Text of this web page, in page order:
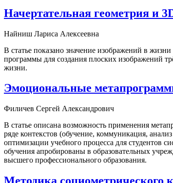
Начертательная геометрия и
Найниш Лариса Алексеевна
В статье показано значение изображений в
программы для создания плоских изображений
жизни.
Эмоциональные
Филичев Сергей Александрович
В статье описана возможность применения
ряде контекстов (обучение, коммуникация,
оптимизации учебного процесса для студентов
обучения апробированы в образовательных
высшего профессионального образования.